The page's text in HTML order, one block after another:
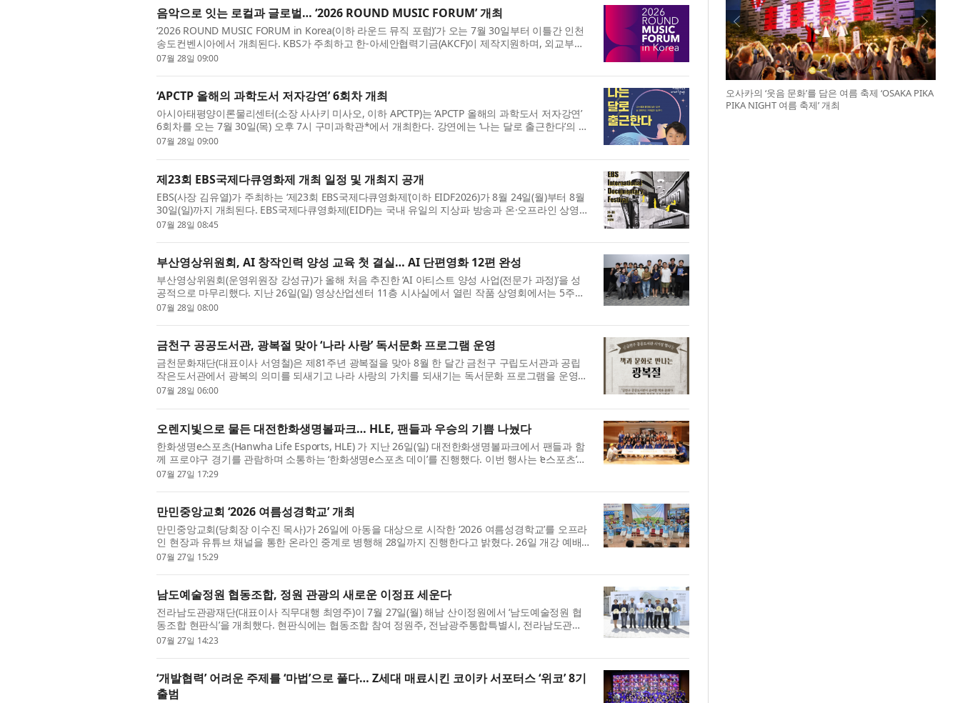
음악으로 잇는 로컬과 글로벌… ‘2026 ROUND MUSIC FORUM’ 개최
‘2026 ROUND MUSIC FORUM in Korea(이하 라운드 뮤직 포럼)’가 오는 7월 30일부터 이틀간 인천
송도컨벤시아에서 개최된다. KBS가 주최하고 한-아세안협력기금(AKCF)이 제작지원하며, 외교부와
아세안(ASEAN) 사무국이 후원하는 이번 포럼은 ‘Local to Global Stage:...
07월 28일 09:00
‘APCTP 올해의 과학도서 저자강연’ 6회차 개최
아시아태평양이론물리센터(소장 사사키 미사오, 이하 APCTP)는 ‘APCTP 올해의 과학도서 저자강연’
6회차를 오는 7월 30일(목) 오후 7시 구미과학관*에서 개최한다. 강연에는 ‘나는 달로 출근한다’의 저
자 정민섭 박사(한국천문연구원)가 연사로 나선다. ※ 장소: 경북...
07월 28일 09:00
제23회 EBS국제다큐영화제 개최 일정 및 개최지 공개
EBS(사장 김유열)가 주최하는 ‘제23회 EBS국제다큐영화제’(이하 EIDF2026)가 8월 24일(월)부터 8월
30일(일)까지 개최된다. EBS국제다큐영화제(EIDF)는 국내 유일의 지상파 방송과 온·오프라인 상영이
결합된 다큐멘터리 영화제로, 지난 2004년부터 다큐멘터리의 대...
07월 28일 08:45
부산영상위원회, AI 창작인력 양성 교육 첫 결실… AI 단편영화 12편 완성
부산영상위원회(운영위원장 강성규)가 올해 처음 추진한 ‘AI 아티스트 양성 사업(전문가 과정)’을 성
공적으로 마무리했다. 지난 26일(일) 영상산업센터 11층 시사실에서 열린 작품 상영회에서는 5주간
의 교육 과정을 통해 완성된 AI 단편영화 12편이 처음 공개됐다. ...
07월 28일 08:00
금천구 공공도서관, 광복절 맞아 ‘나라 사랑’ 독서문화 프로그램 운영
금천문화재단(대표이사 서영철)은 제81주년 광복절을 맞아 8월 한 달간 금천구 구립도서관과 공립
작은도서관에서 광복의 의미를 되새기고 나라 사랑의 가치를 되새기는 독서문화 프로그램을 운영한
다고 밝혔다. 올해는 백범 김구 선생 탄생 150주년을 맞아 ‘빛을 되...
07월 28일 06:00
오렌지빛으로 물든 대전한화생명볼파크… HLE, 팬들과 우승의 기쁨 나눴다
한화생명e스포츠(Hanwha Life Esports, HLE) 가 지난 26일(일) 대전한화생명볼파크에서 팬들과 함
께 프로야구 경기를 관람하며 소통하는 ‘한화생명e스포츠 데이’를 진행했다. 이번 행사는 ‘e스포츠’와
‘프로야구’라는 종목 간 협업의 의의를 지닌 행사로, ‘한화생명e...
07월 27일 17:29
만민중앙교회 ‘2026 여름성경학교’ 개최
만민중앙교회(당회장 이수진 목사)가 26일에 아동을 대상으로 시작한 ‘2026 여름성경학교’를 오프라
인 현장과 유튜브 채널을 통한 온라인 중계로 병행해 28일까지 진행한다고 밝혔다. 26일 개강 예배
에서 당회장 이수진 목사는 ‘주님이 귀히 사용하시는 그릇’이라는 ...
07월 27일 15:29
남도예술정원 협동조합, 정원 관광의 새로운 이정표 세운다
전라남도관광재단(대표이사 직무대행 최영주)이 7월 27일(월) 해남 산이정원에서 ‘남도예술정원 협
동조합 현판식’을 개최했다. 현판식에는 협동조합 참여 정원주, 전남광주통합특별시, 전라남도관광
재단 등 주요 관계자가 참석해 현판 부착을 축하하고 지역 관광의 ...
07월 27일 14:23
‘개발협력’ 어려운 주제를 ‘마법’으로 풀다… Z세대 매료시킨 코이카 서포터스 ‘위코’ 8기
출범
오사카의 ‘웃음 문화’를 담은 여름 축제 ‘OSAKA PIKA
PIKA NIGHT 여름 축제’ 개최